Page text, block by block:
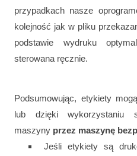
przypadkach nasze
kolejność jak w pliku
podstawie wydruku
sterowana ręcznie.
Podsumowując, etykiety
lub dzięki wykorzystaniu
maszyny przez maszynę
Jeśli etykiety są